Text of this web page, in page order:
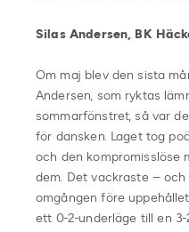
Silas Andersen, BK
Om maj blev den sista
Andersen, som ryktas
sommarfönstret, så var
för dansken. Laget tog
och den kompromisslöse
dem. Det vackraste –
omgången före
ett 0-2-underläge till en